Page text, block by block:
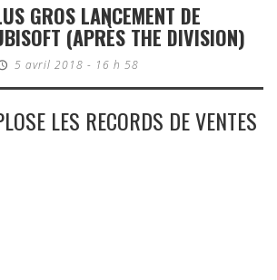
GROS LANCEMENT DE
(APRÈS THE DIVISION)
5 avril 2018 - 16 h 58
LES RECORDS DE VENTES